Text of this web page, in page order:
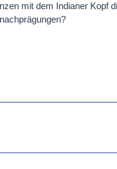
mit dem Indianer Kopf